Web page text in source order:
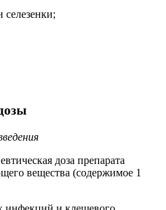
селезенки;
доза препарата
вещества (содержимое 1